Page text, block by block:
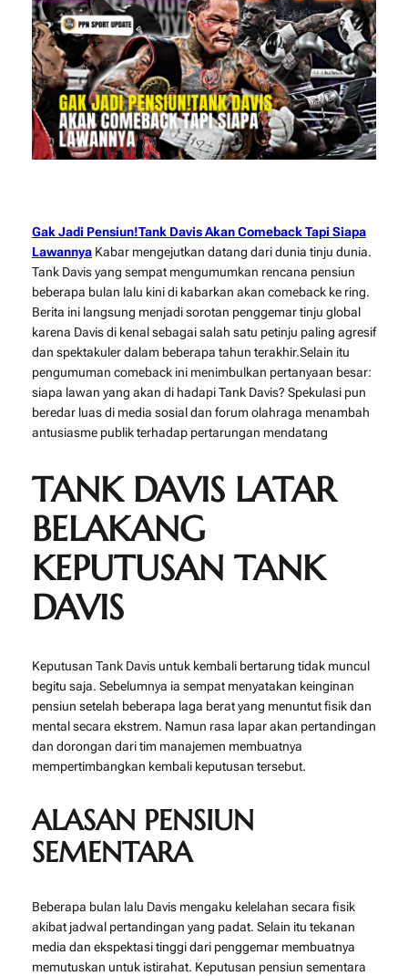
Gak Jadi Pensiun!Tank Davis Akan Comeback Tapi Siapa
LawannyaKabar mengejutkan datang dari dunia tinju dunia.
Tank Davis yang sempat mengumumkan rencana pensiun
beberapa bulan lalu kini di kabarkan akan comeback ke ring.
Berita ini langsung menjadi sorotan penggemar tinju global
karena Davis di kenal sebagai salah satu petinju paling agresif
dan spektakuler dalam beberapa tahun terakhir.Selain itu
pengumuman comeback ini menimbulkan pertanyaan besar:
siapa lawan yang akan di hadapi Tank Davis? Spekulasi pun
beredar luas di media sosial dan forum olahraga menambah
antusiasme publik terhadap pertarungan mendatang
TANK DAVIS LATAR
BELAKANG
KEPUTUSAN TANK
DAVIS
Keputusan Tank Davis untuk kembali bertarung tidak muncul
begitu saja. Sebelumnya ia sempat menyatakan keinginan
pensiun setelah beberapa laga berat yang menuntut fisik dan
mental secara ekstrem. Namun rasa lapar akan pertandingan
dan dorongan dari tim manajemen membuatnya
mempertimbangkan kembali keputusan tersebut.
ALASAN PENSIUN
SEMENTARA
Beberapa bulan lalu Davis mengaku kelelahan secara fisik
akibat jadwal pertandingan yang padat. Selain itu tekanan
media dan ekspektasi tinggi dari penggemar membuatnya
memutuskan untuk istirahat. Keputusan pensiun sementara